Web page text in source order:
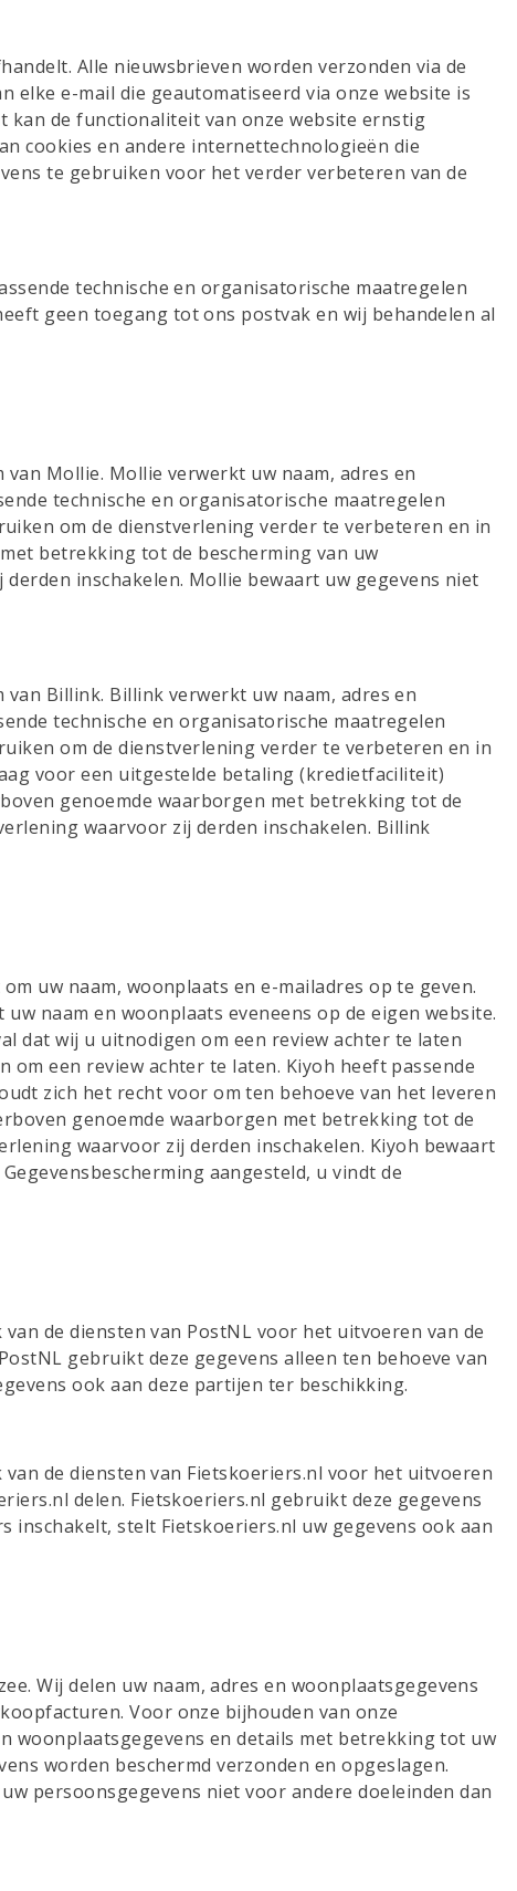
Alle nieuwsbrieven worden verzonden via de
elke e-mail die geautomatiseerd via onze website is
kan de functionaliteit van onze website ernstig
cookies en andere internettechnologieën die
te gebruiken voor het verder verbeteren van de
technische en organisatorische maatregelen
geen toegang tot ons postvak en wij behandelen al
Mollie. Mollie verwerkt uw naam, adres en
technische en organisatorische maatregelen
om de dienstverlening verder te verbeteren en in
betrekking tot de bescherming van uw
inschakelen. Mollie bewaart uw gegevens niet
Billink. Billink verwerkt uw naam, adres en
technische en organisatorische maatregelen
om de dienstverlening verder te verbeteren en in
voor een uitgestelde betaling (kredietfaciliteit)
genoemde waarborgen met betrekking tot de
waarvoor zij derden inschakelen. Billink
uw naam, woonplaats en e-mailadres op te geven.
naam en woonplaats eveneens op de eigen website.
dat wij u uitnodigen om een review achter te laten
een review achter te laten. Kiyoh heeft passende
zich het recht voor om ten behoeve van het leveren
genoemde waarborgen met betrekking tot de
waarvoor zij derden inschakelen. Kiyoh bewaart
aangesteld, u vindt de
de diensten van PostNL voor het uitvoeren van de
gebruikt deze gegevens alleen ten behoeve van
ook aan deze partijen ter beschikking.
de diensten van Fietskoeriers.nl voor het uitvoeren
delen. Fietskoeriers.nl gebruikt deze gegevens
inschakelt, stelt Fietskoeriers.nl uw gegevens ook aan
Wij delen uw naam, adres en woonplaatsgegevens
Voor onze bijhouden van onze
woonplaatsgegevens en details met betrekking tot uw
worden beschermd verzonden en opgeslagen.
persoonsgegevens niet voor andere doeleinden dan